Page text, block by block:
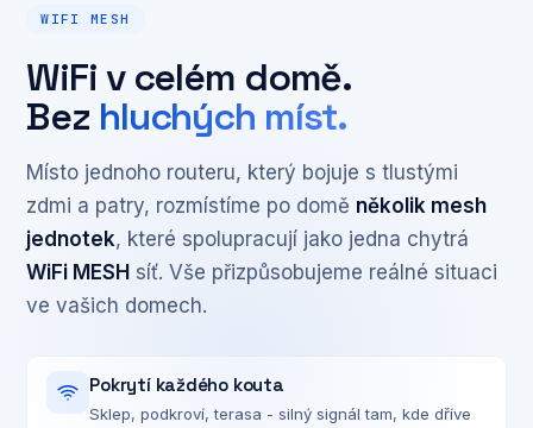
WIFI MESH
WiFi v celém domě.
Bez hluchých míst.
Místo jednoho routeru, který bojuje s tlustými
zdmi a patry, rozmístíme po domě několik mesh
jednotek, které spolupracují jako jedna chytrá
WiFi MESH síť. Vše přizpůsobujeme reálné situaci
ve vašich domech.
Pokrytí každého kouta
Sklep, podkroví, terasa - silný signál tam, kde dříve